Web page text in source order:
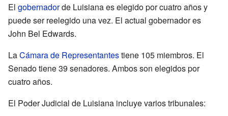
El gobernadorde Luisiana es elegido por cuatro años y
puede ser reelegido una vez. El actual gobernador es
John Bel Edwards.
LaCámara de Representantestiene 105 miembros. El
Senado tiene 39 senadores. Ambos son elegidos por
cuatro años.
El Poder Judicial de Luisiana incluye varios tribunales: